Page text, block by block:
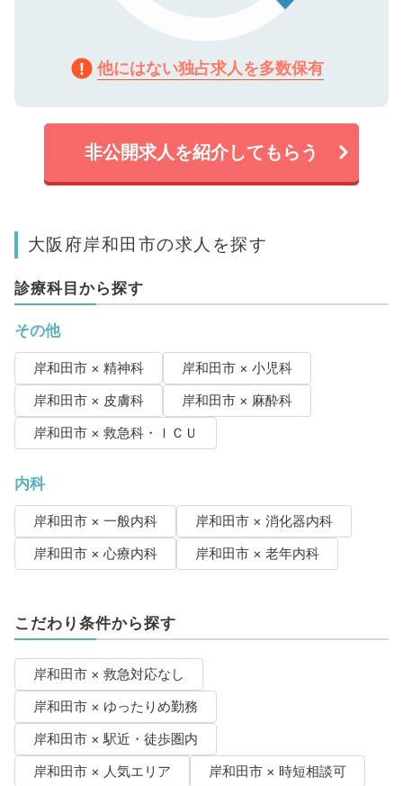
他にはない独占求人を多数保有
非公開求人を紹介してもらう
大阪府岸和田市の求人を探す
診療科目から探す
その他
岸和田市 × 精神科
岸和田市 × 小児科
岸和田市 × 皮膚科
岸和田市 × 麻酔科
岸和田市 × 救急科・ＩＣＵ
内科
岸和田市 × 一般内科
岸和田市 × 消化器内科
岸和田市 × 心療内科
岸和田市 × 老年内科
こだわり条件から探す
岸和田市 × 救急対応なし
岸和田市 × ゆったりめ勤務
岸和田市 × 駅近・徒歩圏内
岸和田市 × 人気エリア
岸和田市 × 時短相談可